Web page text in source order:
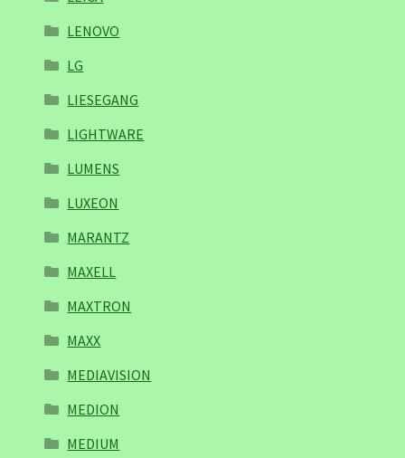
LENOVO
LG
LIESEGANG
LIGHTWARE
LUMENS
LUXEON
MARANTZ
MAXELL
MAXTRON
MAXX
MEDIAVISION
MEDION
MEDIUM